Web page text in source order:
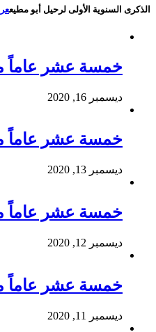
الذكرى السنوية الأولى لرحيل أبو مطيع
خمسة عشر عاماً مع
ديسمبر 16, 2020
خمسة عشر عاماً مع
ديسمبر 13, 2020
خمسة عشر عاماً مع
ديسمبر 12, 2020
خمسة عشر عاماً مع
ديسمبر 11, 2020